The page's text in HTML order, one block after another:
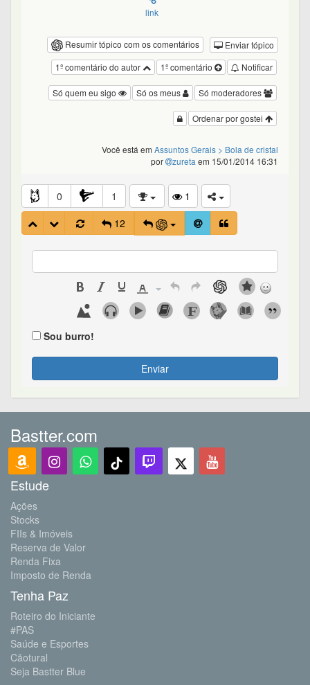
link
Resumir tópico com os comentários
Enviar tópico
Notificar
1º comentário
1º comentário do autor
Só moderadores
Só os meus
Só quem eu sigo
Ordenar por gostei
Você está em Assuntos Gerais > Bola de cristal
por
zuretaem 15/01/2014 16:31
0 1
1
12
Sou burro!
Enviar
Bastter.com
Estude
Ações
Stocks
FIIs & Imóveis
Reserva de Valor
Renda Fixa
Imposto de Renda
Tenha Paz
Roteiro do Iniciante
#PAS
Saúde e Esportes
Cãotural
Seja Bastter Blue